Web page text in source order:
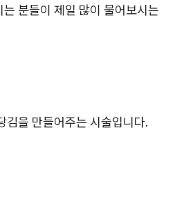
분들이 제일 많이 물어보시는
김을 만들어주는 시술입니다.